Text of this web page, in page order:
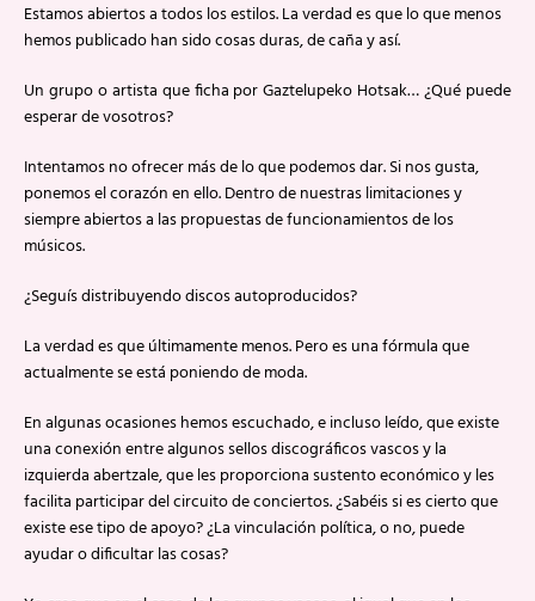
Estamos abiertos a todos los estilos. La verdad es que lo que menos
hemos publicado han sido cosas duras, de caña y así.
Un grupo o artista que ficha por Gaztelupeko Hotsak… ¿Qué puede
esperar de vosotros?
Intentamos no ofrecer más de lo que podemos dar. Si nos gusta,
ponemos el corazón en ello. Dentro de nuestras limitaciones y
siempre abiertos a las propuestas de funcionamientos de los
músicos.
¿Seguís distribuyendo discos autoproducidos?
La verdad es que últimamente menos. Pero es una fórmula que
actualmente se está poniendo de moda.
En algunas ocasiones hemos escuchado, e incluso leído, que existe
una conexión entre algunos sellos discográficos vascos y la
izquierda abertzale, que les proporciona sustento económico y les
facilita participar del circuito de conciertos. ¿Sabéis si es cierto que
existe ese tipo de apoyo? ¿La vinculación política, o no, puede
ayudar o dificultar las cosas?